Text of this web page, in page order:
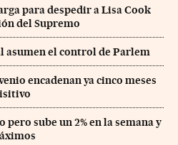
para despedir a Lisa Cook
del Supremo
asumen el control de Parlem
encadenan ya cinco meses
sube un 2% en la semana y